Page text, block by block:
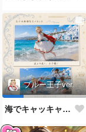
ブルー王子ver.
海でキャッキャウフフするやつ